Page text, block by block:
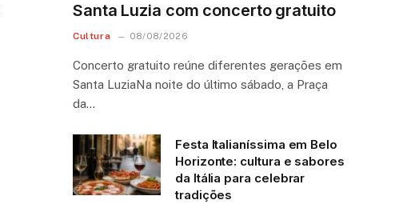
Santa Luzia com concerto gratuito
Cultura 08/08/2026
Concerto gratuito reúne diferentes gerações em
Santa LuziaNa noite do último sábado, a Praça
da…
Festa Italianíssima em Belo
Horizonte: cultura e sabores
da Itália para celebrar
tradições